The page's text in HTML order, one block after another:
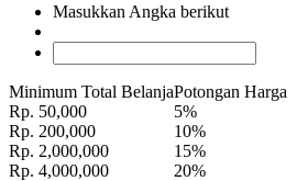
Masukkan Angka berikut
Minimum Total BelanjaPotongan Harga
Rp. 50,000
5%
Rp. 200,000
10%
Rp. 2,000,000
15%
Rp. 4,000,000
20%